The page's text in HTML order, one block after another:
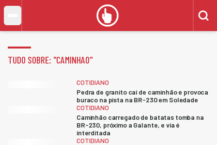
TUDO SOBRE: "CAMINHAO"
COTIDIANO
Pedra de granito cai de caminhão e provoca
buraco na pista na BR-230 em Soledade
COTIDIANO
Caminhão carregado de batatas tomba na
BR-230, próximo a Galante, e via é
interditada
COTIDIANO